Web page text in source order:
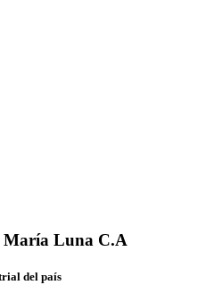
María Luna C.A
del país